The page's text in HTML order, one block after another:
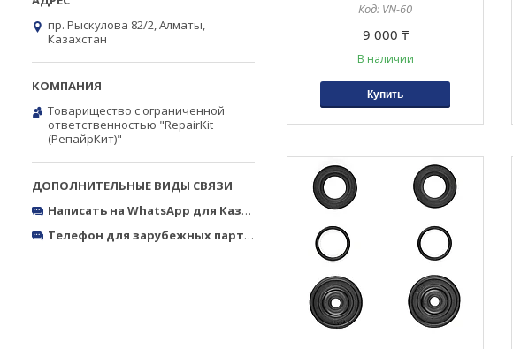
VN-60
9 000 ₸
В наличии
Купить
пр. Рыскулова 82/2, Алматы,
Казахстан
Товарищество с ограниченной
ответственностью "RepairKit
(РепайрКит)"
Написать на WhatsApp для Казахстана
https://wa.me/77073414028
Телефон для зарубежных партнёров
Тел.: +3800503277732